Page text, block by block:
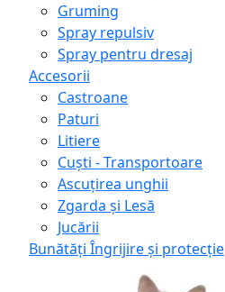
Gruming
Spray repulsiv
Spray pentru dresaj
Accesorii
Castroane
Paturi
Litiere
Сuști - Transportoare
Ascuţirea unghii
Zgarda și Lesă
Jucării
Bunătăți Îngrijire și protecție